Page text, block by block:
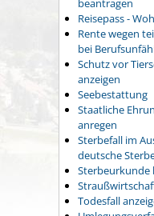
beantragen
Reisepass -
Rente wegen
bei
Schutz vor
anzeigen
Seebestattung
Staatliche
anregen
Sterbefall im
deutsche
Sterbeurkunde
Todesfall